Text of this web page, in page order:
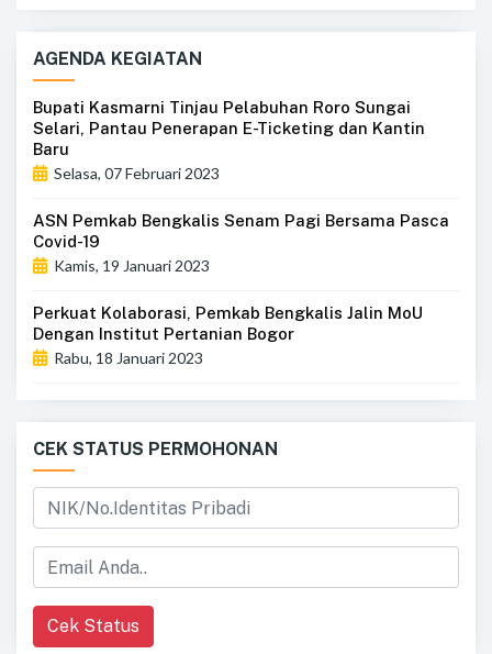
AGENDA KEGIATAN
Bupati Kasmarni Tinjau Pelabuhan Roro Sungai
Selari, Pantau Penerapan E-Ticketing dan Kantin
Baru
Selasa, 07 Februari 2023
ASN Pemkab Bengkalis Senam Pagi Bersama Pasca
Covid-19
Kamis, 19 Januari 2023
Perkuat Kolaborasi, Pemkab Bengkalis Jalin MoU
Dengan Institut Pertanian Bogor
Rabu, 18 Januari 2023
CEK STATUS PERMOHONAN
Cek Status